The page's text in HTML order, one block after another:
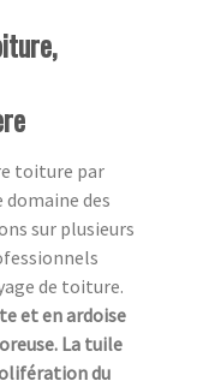
toiture par
domaine des
sur plusieurs
de toiture.
et en ardoise
La tuile
du